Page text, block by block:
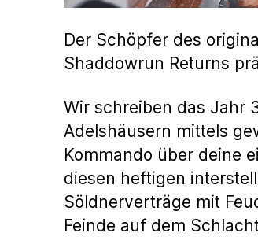
Der Schöpfer des
Shaddowrun Returns
Wir schreiben das Jahr
Adelshäusern mittels
Kommando über deine
diesen heftigen
Söldnerverträge mit
Feinde auf dem